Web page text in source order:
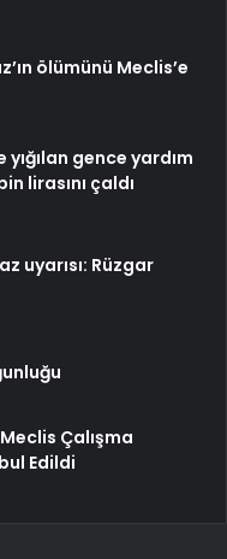
ölümünü Meclis’e
gence yardım
lirasını çaldı
uyarısı: Rüzgar
Çalışma
Edildi